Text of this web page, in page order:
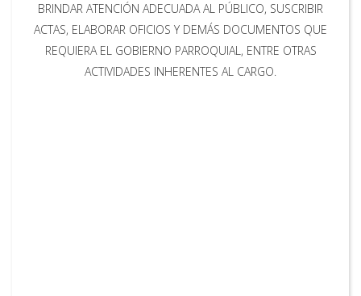
BRINDAR ATENCIÓN ADECUADA AL PÚBLICO, SUSCRIBIR
ACTAS, ELABORAR OFICIOS Y DEMÁS DOCUMENTOS QUE
REQUIERA EL GOBIERNO PARROQUIAL, ENTRE OTRAS
ACTIVIDADES INHERENTES AL CARGO.